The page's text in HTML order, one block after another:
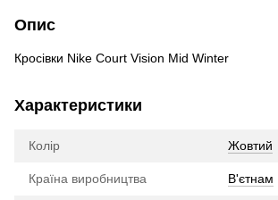
Опис
Кросівки Nike Court Vision Mid Winter
Характеристики
Колір Жовтий
Країна виробництва В'єтнам